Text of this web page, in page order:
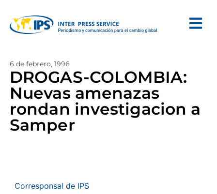
6 de febrero, 1996
DROGAS-COLOMBIA:
Nuevas amenazas
rondan investigacion a
Samper
Corresponsal de IPS